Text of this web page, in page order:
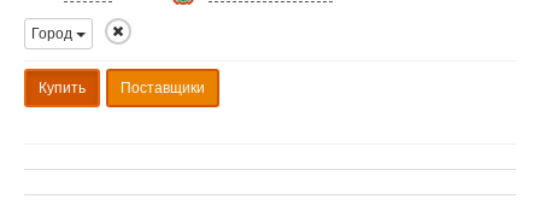
Город
Купить Поставщики